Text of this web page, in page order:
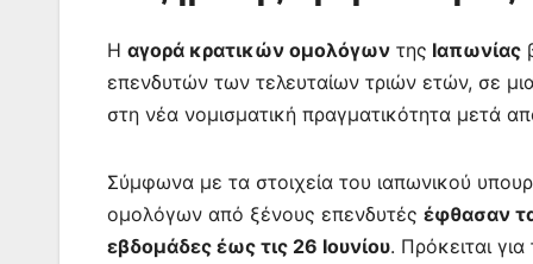
k
er
Η αγορά κρατικών ομολόγων της Ιαπωνίας
επενδυτών των τελευταίων τριών ετών, σε
στη νέα νομισματική πραγματικότητα μετά
Σύμφωνα με τα στοιχεία του ιαπωνικού
ομολόγων από ξένους επενδυτές έφθασαν τα
εβδομάδες έως τις 26 Ιουνίου. Πρόκειται